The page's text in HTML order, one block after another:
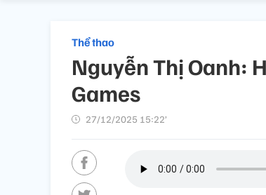
Thể thao
Nguyễn Thị Oanh:
Games
27/12/2025 15:22’